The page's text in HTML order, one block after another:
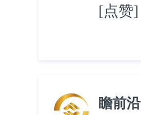
[点赞]
瞻前沿